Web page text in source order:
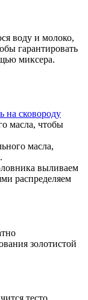
воду и молоко,
гарантировать
миксера.
масла, чтобы
масла,
выливаем
распределяем
золотистой
тесто.